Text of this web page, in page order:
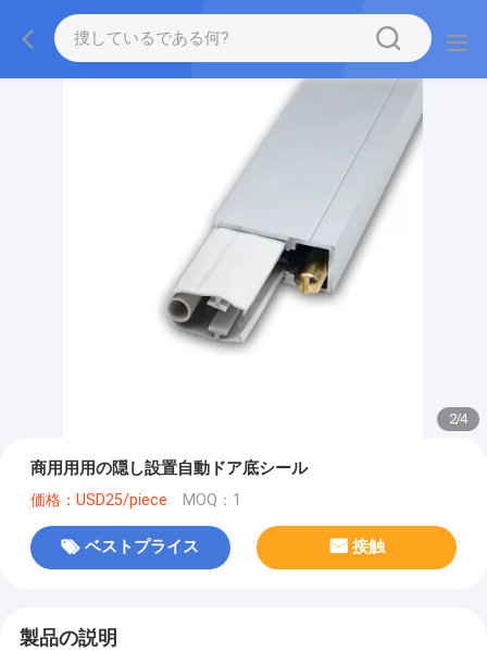
2/4
商用用用の隠し設置自動ドア底シール
価格：USD25/piece MOQ：1
ベストプライス 接触
製品の説明